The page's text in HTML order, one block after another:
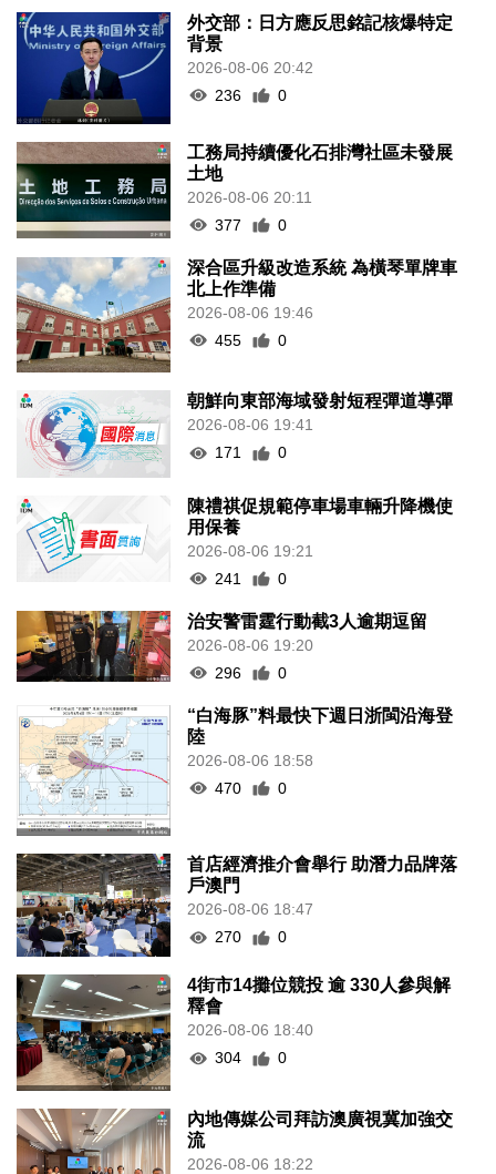
外交部：日方應反思銘記核爆特定
背景
2026-08-06 20:42
236
0
工務局持續優化石排灣社區未發展
土地
2026-08-06 20:11
377
0
深合區升級改造系統 為橫琴單牌車
北上作準備
2026-08-06 19:46
455
0
朝鮮向東部海域發射短程彈道導彈
2026-08-06 19:41
171
0
陳禮祺促規範停車場車輛升降機使
用保養
2026-08-06 19:21
241
0
治安警雷霆行動截3人逾期逗留
2026-08-06 19:20
296
0
“白海豚”料最快下週日浙閩沿海登
陸
2026-08-06 18:58
470
0
首店經濟推介會舉行 助潛力品牌落
戶澳門
2026-08-06 18:47
270
0
4街市14攤位競投 逾 330人參與解
釋會
2026-08-06 18:40
304
0
內地傳媒公司拜訪澳廣視冀加強交
流
2026-08-06 18:22